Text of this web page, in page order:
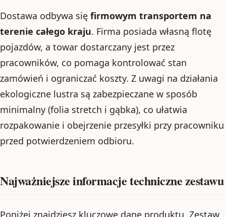
Dostawa odbywa się firmowym transportem na
terenie całego kraju. Firma posiada własną flotę
pojazdów, a towar dostarczany jest przez
pracowników, co pomaga kontrolować stan
zamówień i ograniczać koszty. Z uwagi na działania
ekologiczne lustra są zabezpieczane w sposób
minimalny (folia stretch i gąbka), co ułatwia
rozpakowanie i obejrzenie przesyłki przy pracowniku
przed potwierdzeniem odbioru.
Najważniejsze informacje techniczne zestawu
Poniżej znajdziesz kluczowe dane produktu. Zestaw